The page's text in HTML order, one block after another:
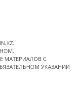
МАТЕРИАЛОВ C
УКАЗАНИИ